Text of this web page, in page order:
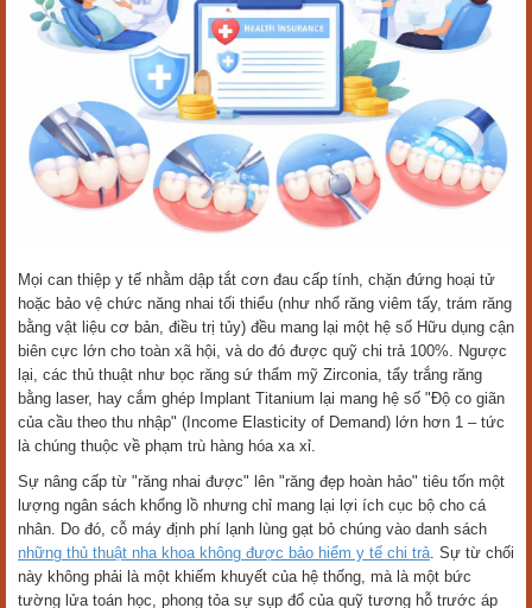
Mọi can thiệp y tế nhằm dập tắt cơn đau cấp tính, chặn đứng hoại tử
hoặc bảo vệ chức năng nhai tối thiểu (như nhổ răng viêm tấy, trám răng
bằng vật liệu cơ bản, điều trị tủy) đều mang lại một hệ số Hữu dụng cận
biên cực lớn cho toàn xã hội, và do đó được quỹ chi trả 100%. Ngược
lại, các thủ thuật như bọc răng sứ thẩm mỹ Zirconia, tẩy trắng răng
bằng laser, hay cắm ghép Implant Titanium lại mang hệ số "Độ co giãn
của cầu theo thu nhập" (Income Elasticity of Demand) lớn hơn 1 – tức
là chúng thuộc về phạm trù hàng hóa xa xỉ.
Sự nâng cấp từ "răng nhai được" lên "răng đẹp hoàn hảo" tiêu tốn một
lượng ngân sách khổng lồ nhưng chỉ mang lại lợi ích cục bộ cho cá
nhân. Do đó, cỗ máy định phí lạnh lùng gạt bỏ chúng vào danh sách
những thủ thuật nha khoa không được bảo hiểm y tế chi trả . Sự từ chối
này không phải là một khiếm khuyết của hệ thống, mà là một bức
tường lửa toán học, phong tỏa sự sụp đổ của quỹ tương hỗ trước áp